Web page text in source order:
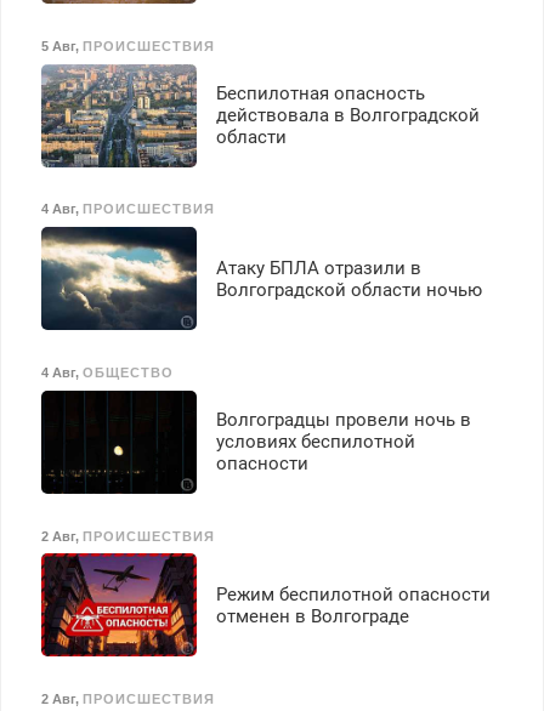
5 Авг, ПРОИСШЕСТВИЯ
Беспилотная опасность
действовала в Волгоградской
области
4 Авг, ПРОИСШЕСТВИЯ
Атаку БПЛА отразили в
Волгоградской области ночью
4 Авг, ОБЩЕСТВО
Волгоградцы провели ночь в
условиях беспилотной
опасности
2 Авг, ПРОИСШЕСТВИЯ
Режим беспилотной опасности
отменен в Волгограде
2 Авг, ПРОИСШЕСТВИЯ